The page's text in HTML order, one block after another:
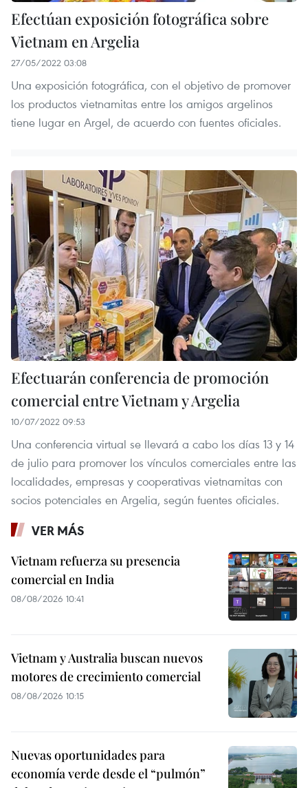
Efectúan exposición fotográfica sobre
Vietnam en Argelia
27/05/2022 03:08
Una exposición fotográfica, con el objetivo de promover
los productos vietnamitas entre los amigos argelinos
tiene lugar en Argel, de acuerdo con fuentes oficiales.
Efectuarán conferencia de promoción
comercial entre Vietnam y Argelia
10/07/2022 09:53
Una conferencia virtual se llevará a cabo los días 13 y 14
de julio para promover los vínculos comerciales entre las
localidades, empresas y cooperativas vietnamitas con
socios potenciales en Argelia, según fuentes oficiales.
VER MÁS
Vietnam refuerza su presencia
comercial en India
08/08/2026 10:41
Vietnam y Australia buscan nuevos
motores de crecimiento comercial
08/08/2026 10:15
Nuevas oportunidades para
economía verde desde el “pulmón”